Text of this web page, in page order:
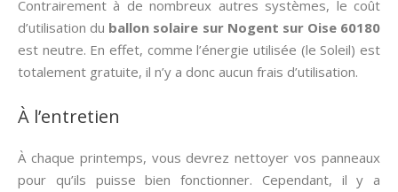
Contrairement à de nombreux autres systèmes, le coût
d’utilisation du ballon solaire sur Nogent sur Oise 60180
est neutre. En effet, comme l’énergie utilisée (le Soleil) est
totalement gratuite, il n’y a donc aucun frais d’utilisation.
À l’entretien
À chaque printemps, vous devrez nettoyer vos panneaux
pour qu’ils puisse bien fonctionner. Cependant, il y a